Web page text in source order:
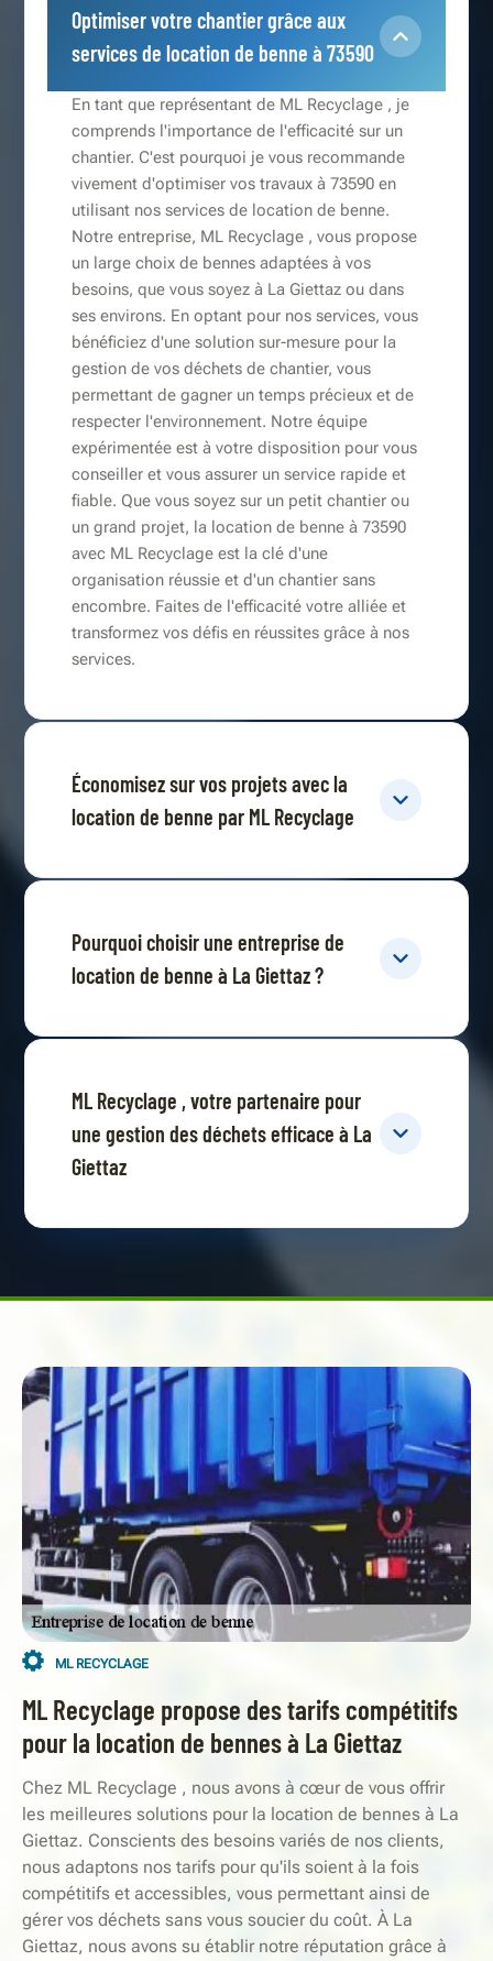
Optimiser votre chantier grâce aux
services de location de benne à 73590
En tant que représentant de ML Recyclage , je
comprends l'importance de l'efficacité sur un
chantier. C'est pourquoi je vous recommande
vivement d'optimiser vos travaux à 73590 en
utilisant nos services de location de benne.
Notre entreprise, ML Recyclage , vous propose
un large choix de bennes adaptées à vos
besoins, que vous soyez à La Giettaz ou dans
ses environs. En optant pour nos services, vous
bénéficiez d'une solution sur-mesure pour la
gestion de vos déchets de chantier, vous
permettant de gagner un temps précieux et de
respecter l'environnement. Notre équipe
expérimentée est à votre disposition pour vous
conseiller et vous assurer un service rapide et
fiable. Que vous soyez sur un petit chantier ou
un grand projet, la location de benne à 73590
avec ML Recyclage est la clé d'une
organisation réussie et d'un chantier sans
encombre. Faites de l'efficacité votre alliée et
transformez vos défis en réussites grâce à nos
services.
Économisez sur vos projets avec la
location de benne par ML Recyclage
Pourquoi choisir une entreprise de
location de benne à La Giettaz ?
ML Recyclage , votre partenaire pour
une gestion des déchets efficace à La
Giettaz
ML RECYCLAGE
ML Recyclage propose des tarifs compétitifs
pour la location de bennes à La Giettaz
Chez ML Recyclage , nous avons à cœur de vous offrir
les meilleures solutions pour la location de bennes à La
Giettaz. Conscients des besoins variés de nos clients,
nous adaptons nos tarifs pour qu'ils soient à la fois
compétitifs et accessibles, vous permettant ainsi de
gérer vos déchets sans vous soucier du coût. À La
Giettaz, nous avons su établir notre réputation grâce à